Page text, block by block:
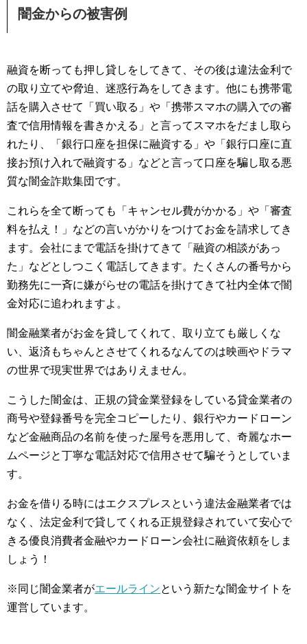
闇金からの被害例
融資を断っても押し貸しをしてきて、その後は違法金利で
の取り立てや脅迫、迷惑行為をしてきます。他にも携帯電
話を購入させて「買い取る」や「携帯スマホの購入での審
査で信用情報を書きかえる」と言ってスマホをだまし取ら
れたり、「銀行口座を担保に融資する」や「銀行口座に直
接お預け入れで融資する」などと言って口座を騙し取る悪
質な闇金詐欺集団です。
これらを全て断っても「キャンセル費がかかる」や「審査
料を払え！」などの言いがかりをつけてお金を請求してき
ます。会社にまで電話を掛けてきて「融資の相談があっ
た」などとしつこく電話してきます。たくさんの番号から
勤務先に一斉に嫌がらせの電話を掛けてきて社内全体で闇
金対応に追われますよ。
闇金融業者がお金を貸してくれて、取り立ても厳しくな
い、返済もちゃんとさせてくれるなんてのは映画やドラマ
の世界で現実世界ではありえません。
こうした闇金は、正規の貸金業登録をしている貸金業者の
商号や登録番号を完全コピーしたり、銀行やカードローン
など金融商品の名前を使った屋号を悪用して、奇麗なホー
ムページと丁寧な電話対応で信用させて騙そうとしていま
す。
お金を借りる時にはエクスプレスという違法金融業者では
なく、法定金利で貸してくれる正規登録されていて安心で
きる優良消費者金融やカードローン会社に融資依頼をしま
しょう！
※同じ闇金業者がエールラインという新たな闇金サイトを
運営しています。